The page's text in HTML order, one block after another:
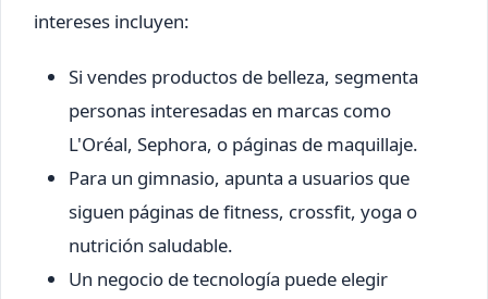
intereses incluyen:
Si vendes productos de belleza, segmenta
personas interesadas en marcas como
L'Oréal, Sephora, o páginas de maquillaje.
Para un gimnasio, apunta a usuarios que
siguen páginas de fitness, crossfit, yoga o
nutrición saludable.
Un negocio de tecnología puede elegir